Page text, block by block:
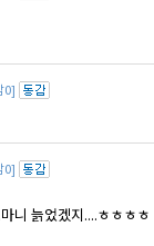
0]
0]
니 늙었겠지....ㅎㅎㅎㅎ